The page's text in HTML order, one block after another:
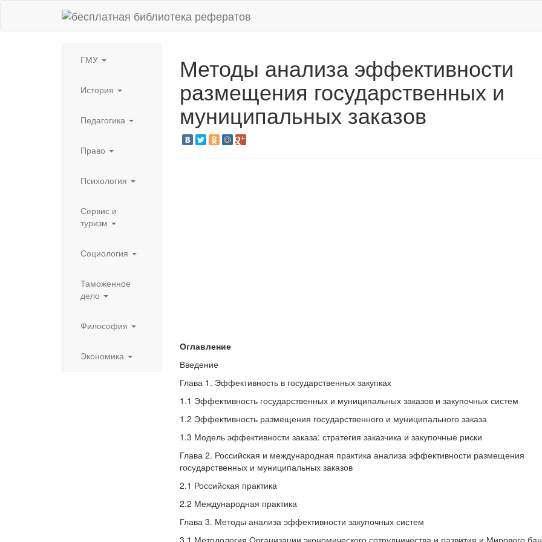
ГМУ
История
Педагогика
Право
Психология
Сервис и
туризм
Социология
Таможенное
дело
Философия
Экономика
Методы анализа эффективности
размещения государственных и
муниципальных заказов
Оглавление
Введение
Глава 1. Эффективность в государственных закупках
1.1 Эффективность государственных и муниципальных заказов и закупочных систем
1.2 Эффективность размещения государственного и муниципального заказа
1.3 Модель эффективности заказа: стратегия заказчика и закупочные риски
Глава 2. Российская и международная практика анализа эффективности размещения
государственных и муниципальных заказов
2.1 Российская практика
2.2 Международная практика
Глава 3. Методы анализа эффективности закупочных систем